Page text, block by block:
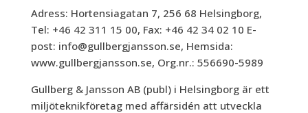
Adress: Hortensiagatan 7, 256 68 Helsingborg,
Tel: +46 42 311 15 00, Fax: +46 42 34 02 10 E-
post: info@gullbergjansson.se, Hemsida:
www.gullbergjansson.se, Org.nr.: 556690-5989
Gullberg & Jansson AB (publ) i Helsingborg är ett
miljöteknikföretag med affärsidén att utveckla